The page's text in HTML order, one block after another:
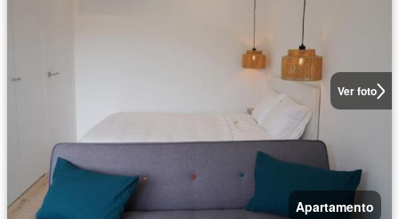
Ver foto
Apartamento